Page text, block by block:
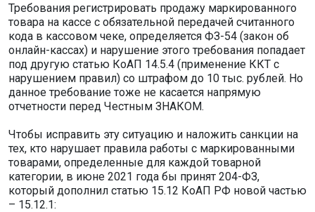
Требования регистрировать продажу маркированного
товара на кассе с обязательной передачей считанного
кода в кассовом чеке, определяется ФЗ-54 (закон об
онлайн-кассах) и нарушение этого требования попадает
под другую статью КоАП 14.5.4 (применение ККТ с
нарушением правил) со штрафом до 10 тыс. рублей. Но
данное требование тоже не касается напрямую
отчетности перед Честным ЗНАКОМ.
Чтобы исправить эту ситуацию и наложить санкции на
тех, кто нарушает правила работы с маркированными
товарами, определенные для каждой товарной
категории, в июне 2021 года бы принят 204-ФЗ,
который дополнил статью 15.12 КоАП РФ новой частью
– 15.12.1: